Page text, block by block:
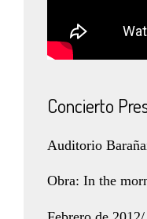
Concierto
Auditorio
Obra: In the